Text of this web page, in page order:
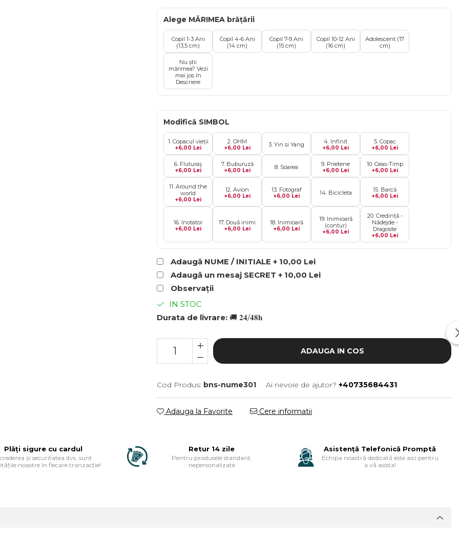
Alege MĂRIMEA brățării
Copil 1-3 Ani
(13,5 cm)
Copil 4-6 Ani
(14 cm)
Copil 7-9 Ani
(15 cm)
Copil 10-12 Ani
(16 cm)
Adolescent (17
cm)
Nu știi
mărimea? Vezi
mai jos în
Descriere
Modifică SIMBOL
1. Copacul vieții
+6,00 Lei
2. OHM
+6,00 Lei 3. Yin si Yang 4. Infinit
+6,00 Lei
5. Copac
+6,00 Lei
6. Fluturaș
+6,00 Lei
7. Buburuză
+6,00 Lei 8. Soarea 9. Prietene
+6,00 Lei
10. Ceas-Timp
+6,00 Lei
11. Around the
world
+6,00 Lei
12. Avion
+6,00 Lei
13. Fotograf
+6,00 Lei 14. Bicicleta 15. Barcă
+6,00 Lei
16. Inotator
+6,00 Lei
17. Două inimi
+6,00 Lei
18. Inimioară
+6,00 Lei
19. Inimioară
(contur)
+6,00 Lei
20. Credință -
Nădejde -
Dragoste
+6,00 Lei
Adaugă NUME / INITIALE + 10,00 Lei
Adaugă un mesaj SECRET + 10,00 Lei
Observații
IN STOC
Durata de livrare: 🚚 𝟐𝟒/𝟒𝟖𝐡
ADAUGA IN COS
Cod Produs: bns-nume301 Ai nevoie de ajutor? +40735684431
Adauga la Favorite Cere informatii
Plăți sigure cu cardul
și securitatea dvs. sunt
noastre în fiecare tranzacție!
Retur 14 zile
Pentru produsele standard,
nepersonalizate
Asistență Telefonică Promptă
Echipa noastră dedicată este aici pentru
a vă asista!